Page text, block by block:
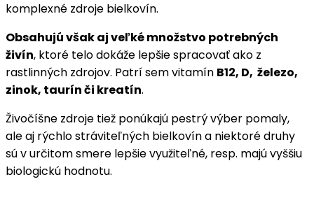
komplexné zdroje bielkovín.
Obsahujú však aj veľké množstvo potrebných
živín, ktoré telo dokáže lepšie spracovať ako z
rastlinných zdrojov. Patrí sem vitamín B12, D, železo,
zinok, taurín či kreatín.
Živočíšne zdroje tiež ponúkajú pestrý výber pomaly,
ale aj rýchlo stráviteľných bielkovín a niektoré druhy
sú v určitom smere lepšie využiteľné, resp. majú vyššiu
biologickú hodnotu.